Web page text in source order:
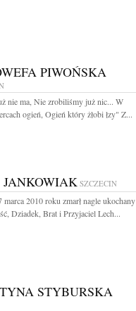
PIWOŃSKA
nie ma, Nie zrobiliśmy już nic... W
ogień, Ogień który żłobi łzy" Z...
JANKOWIAK SZCZECIN
marca 2010 roku zmarł nagle ukochany
Dziadek, Brat i Przyjaciel Lech...
STYBURSKA